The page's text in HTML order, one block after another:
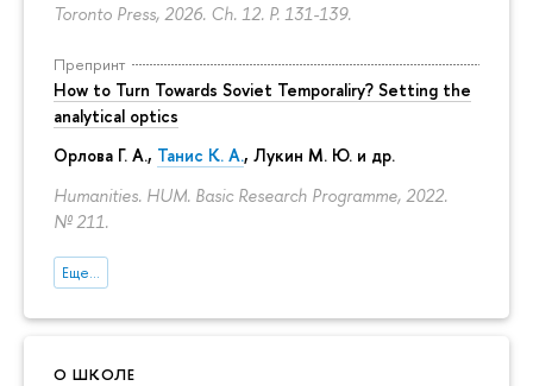
Toronto Press, 2026. Ch. 12. P. 131-139.
Препринт
How to Turn Towards Soviet Temporaliry? Setting the
analytical optics
Орлова Г. А., Танис К. А., Лукин М. Ю. и др.
Humanities. HUM. Basic Research Programme, 2022.
№ 211.
Еще...
О ШКОЛЕ